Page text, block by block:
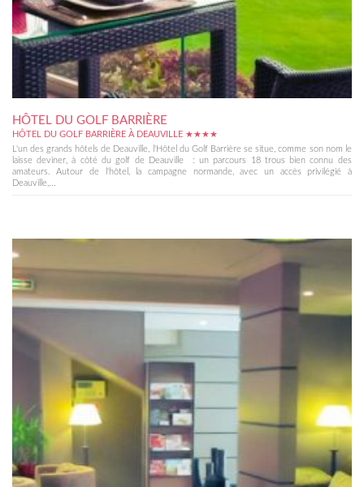
HÔTEL DU GOLF BARRIÈRE
HÔTEL DU GOLF BARRIÈRE À DEAUVILLE ★★★★
L'un des grands hôtels de Deauville, l'Hôtel du Golf Barrière se situe, comme son nom le
laisse deviner, à côté du golf de Deauville : un parcours 18 trous bien connu des
amateurs. Autour de l'hôtel, la campagne normande, avec un accès privilégié à
Deauville,...